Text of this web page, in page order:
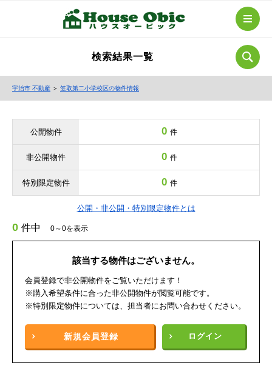
検索結果一覧
宇治市 不動産 ＞ 笠取第二小学校区の物件情報
公開物件 0 件
非公開物件 0 件
特別限定物件 0 件
公開・非公開・特別限定物件とは
0 件中 0～0を表示
該当する物件はございません。
会員登録で非公開物件をご覧いただけます！
※購入希望条件に合った非公開物件が閲覧可能です。
※特別限定物件については、担当者にお問い合わせください。
新規会員登録 ログイン